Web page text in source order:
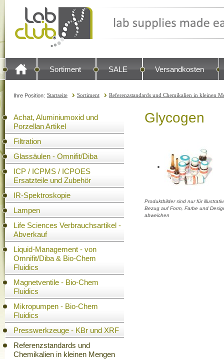
Sortiment SALE Versandkosten
Ihre Position: Startseite Sortiment Referenzstandards und Chemikalien in kleinen
Achat, Aluminiumoxid und
Porzellan Artikel
Filtration
Glassäulen - Omnifit/Diba
ICP / ICPMS / ICPOES
Ersatzteile und Zubehör
IR-Spektroskopie
Lampen
Life Sciences Verbrauchsartikel -
Abverkauf
Liquid-Management - von
Omnifit/Diba & Bio-Chem
Fluidics
Magnetventile - Bio-Chem
Fluidics
Mikropumpen - Bio-Chem
Fluidics
Presswerkzeuge - KBr und XRF
Referenzstandards und
Chemikalien in kleinen Mengen
Glycogen
Produktbilder sind nur für
Bezug auf Form, Farbe und
abweichen